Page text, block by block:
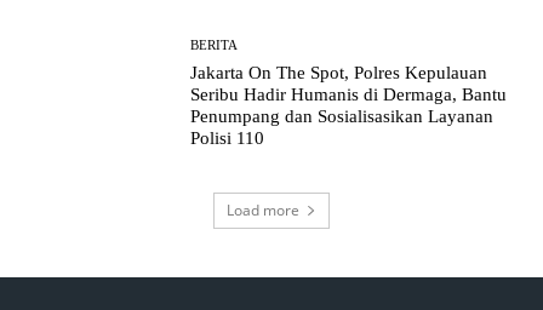
BERITA
Jakarta On The Spot, Polres Kepulauan
Seribu Hadir Humanis di Dermaga, Bantu
Penumpang dan Sosialisasikan Layanan
Polisi 110
Load more